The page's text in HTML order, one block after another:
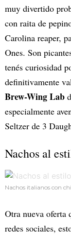
muy divertido
con raita de
Carolina reaper,
Ones. Son
tenés curiosidad
definitivamente
Brew-Wing Lab
especialmente
Seltzer de 3
Nachos al
Nachos italianos con
Otra nueva oferta
redes sociales,